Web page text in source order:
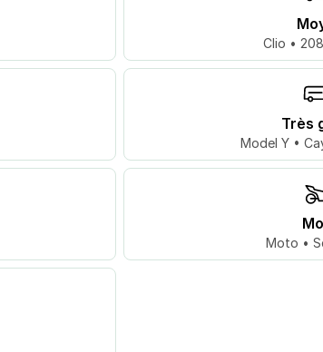
Clio •
Très
Model Y •
Moto •